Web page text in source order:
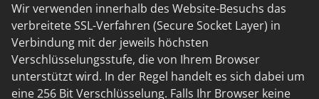
Wir verwenden innerhalb des Website-Besuchs das
verbreitete SSL-Verfahren (Secure Socket Layer) in
Verbindung mit der jeweils höchsten
Verschlüsselungsstufe, die von Ihrem Browser
unterstützt wird. In der Regel handelt es sich dabei um
eine 256 Bit Verschlüsselung. Falls Ihr Browser keine